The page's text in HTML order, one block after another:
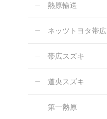
熱原輸送
ネッツトヨタ帯広
帯広スズキ
道央スズキ
第一熱原